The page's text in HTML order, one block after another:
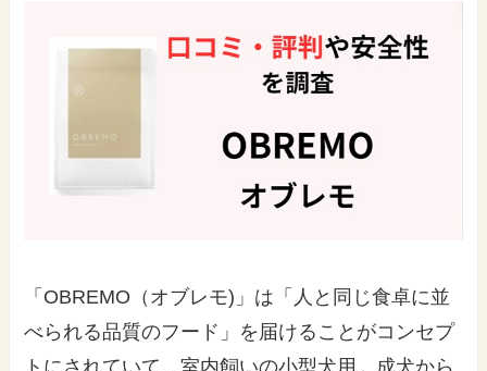
「OBREMO（オブレモ)」は「人と同じ食卓に並
べられる品質のフード」を届けることがコンセプ
トにされていて、室内飼いの小型犬用、成犬から